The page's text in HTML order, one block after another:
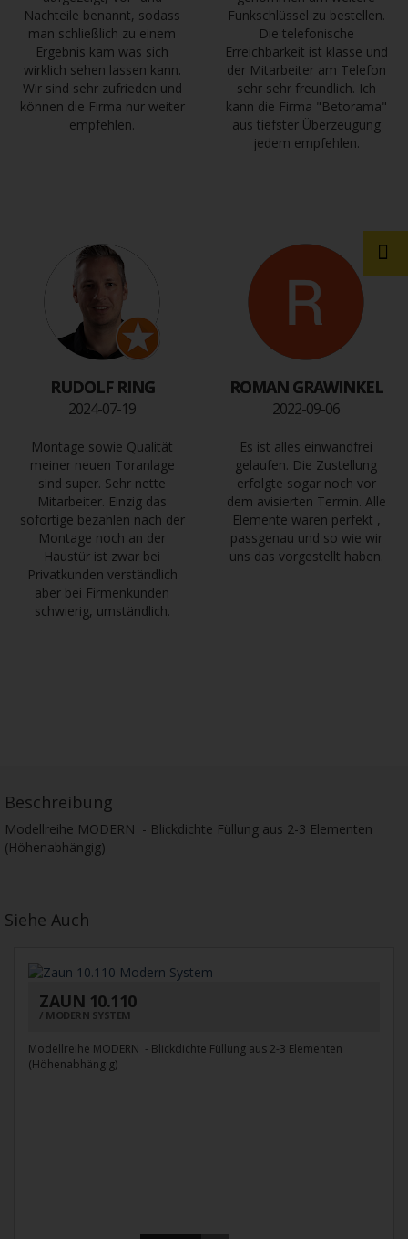
Nachteile benannt, sodass
man schließlich zu einem
Ergebnis kam was sich
wirklich sehen lassen kann.
Wir sind sehr zufrieden und
können die Firma nur weiter
empfehlen.
Funkschlüssel zu bestellen.
Die telefonische
Erreichbarkeit ist klasse und
der Mitarbeiter am Telefon
sehr sehr freundlich. Ich
kann die Firma "Betorama"
aus tiefster Überzeugung
jedem empfehlen.
RUDOLF RING
2024-07-19
Montage sowie Qualität
meiner neuen Toranlage
sind super. Sehr nette
Mitarbeiter. Einzig das
sofortige bezahlen nach der
Montage noch an der
Haustür ist zwar bei
Privatkunden verständlich
aber bei Firmenkunden
schwierig, umständlich.
ROMAN GRAWINKEL
2022-09-06
Es ist alles einwandfrei
gelaufen. Die Zustellung
erfolgte sogar noch vor
dem avisierten Termin. Alle
Elemente waren perfekt ,
passgenau und so wie wir
uns das vorgestellt haben.
Beschreibung
Modellreihe MODERN - Blickdichte Füllung aus 2-3 Elementen
(Höhenabhängig)
Siehe Auch
ZAUN 10.110
MODERN SYSTEM
Modellreihe MODERN - Blickdichte Füllung aus 2-3 Elementen
(Höhenabhängig)